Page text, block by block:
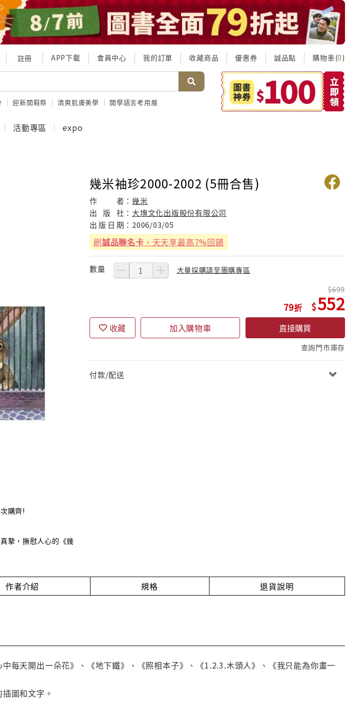
註冊 APP下載 會員中心 我的訂單 收藏商品 優惠券 誠品點 購物車(0)
迎新開鞋祭 清爽肌膚美學 開學語言考用展
活動專區 expo
購齊!
摯，撫慰人心的《幾
幾米袖珍2000-2002 (5冊合售)
作 者：幾米
出
版 社： 大塊文化出版股份有限公司
出 版 日 期： 2006/03/05
刷誠品聯名卡 ，天天享最高7%回饋
數量 大量採購請至團購專區
79
699
552
收藏 加入購物車 直接購買
查詢門市庫存
付款/配送
作者介紹 規格 退貨說明
每天開出一朵花》、《地下鐵》、《照相本子》、《1.2.3.木頭人》、《我只能為你畫一
圖和文字。